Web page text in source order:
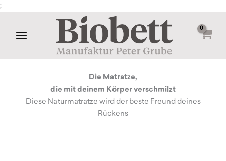
;Zum
Die Matratze,
die mit deinem Körper verschmilzt
Diese Naturmatratze wird der beste Freund deines
Rückens